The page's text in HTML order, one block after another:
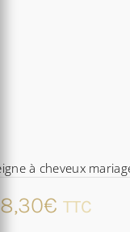
à cheveux
€ TTC